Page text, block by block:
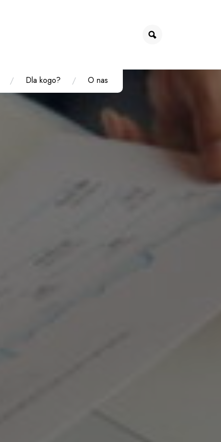
Dla kogo? O nas